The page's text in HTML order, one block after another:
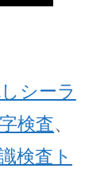
シーラ
検査、
検査ト